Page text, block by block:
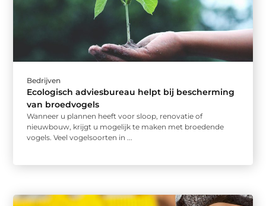
Bedrijven
Ecologisch adviesbureau helpt bij bescherming
van broedvogels
Wanneer u plannen heeft voor sloop, renovatie of
nieuwbouw, krijgt u mogelijk te maken met broedende
vogels. Veel vogelsoorten in ...